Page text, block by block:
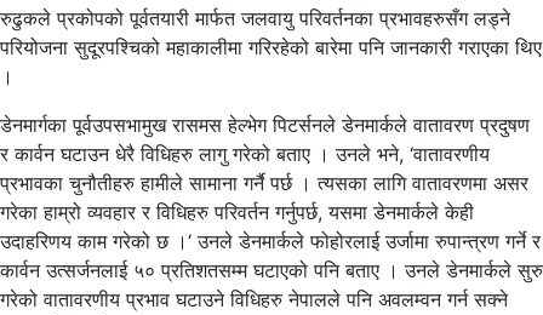
रुढुकले प्रकोपको पूर्वतयारी मार्फत जलवायु परिवर्तनका प्रभावहरुसँग लड्ने
परियोजना सुदूरपश्चिको महाकालीमा गरिरहेको बारेमा पनि जानकारी गराएका थिए
।
डेनमार्गका पूर्वउपसभामुख रासमस हेल्भेग पिटर्सनले डेनमार्कले वातावरण प्रदुषण
र कार्वन घटाउन धेरै विधिहरु लागु गरेको बताए । उनले भने, ‘वातावरणीय
प्रभावका चुनौतीहरु हामीले सामाना गर्नै पर्छ । त्यसका लागि वातावरणमा असर
गरेका हाम्रो व्यवहार र विधिहरु परिवर्तन गर्नुपर्छ, यसमा डेनमार्कले केही
उदाहरिणय काम गरेको छ ।‘ उनले डेनमार्कले फोहोरलाई उर्जामा रुपान्त्रण गर्ने र
कार्वन उत्सर्जनलाई ५० प्रतिशतसम्म घटाएको पनि बताए । उनले डेनमार्कले सुरु
गरेको वातावरणीय प्रभाव घटाउने विधिहरु नेपालले पनि अवलम्वन गर्न सक्ने